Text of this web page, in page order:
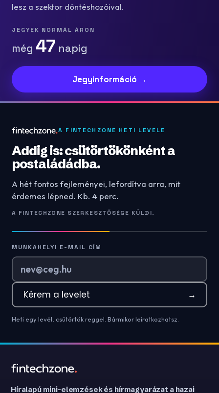
lesz a szektor döntéshozóival.
JEGYEK NORMÁL ÁRON
még 47 napig
Jegyinformáció →
A FINTECHZONE HETI LEVELE
Addig is: csütörtökönként a
postaládádba.
A hét fontos fejleményei, lefordítva arra, mit
érdemes lépned. Kb. 4 perc.
A FINTECHZONE SZERKESZTŐSÉGE KÜLDI.
MUNKAHELYI E-MAIL CÍM
Kérem a levelet →
Heti egy levél, csütörtök reggel. Bármikor leiratkozhatsz.
Híralapú mini-elemzések és hírmagyarázat a hazai